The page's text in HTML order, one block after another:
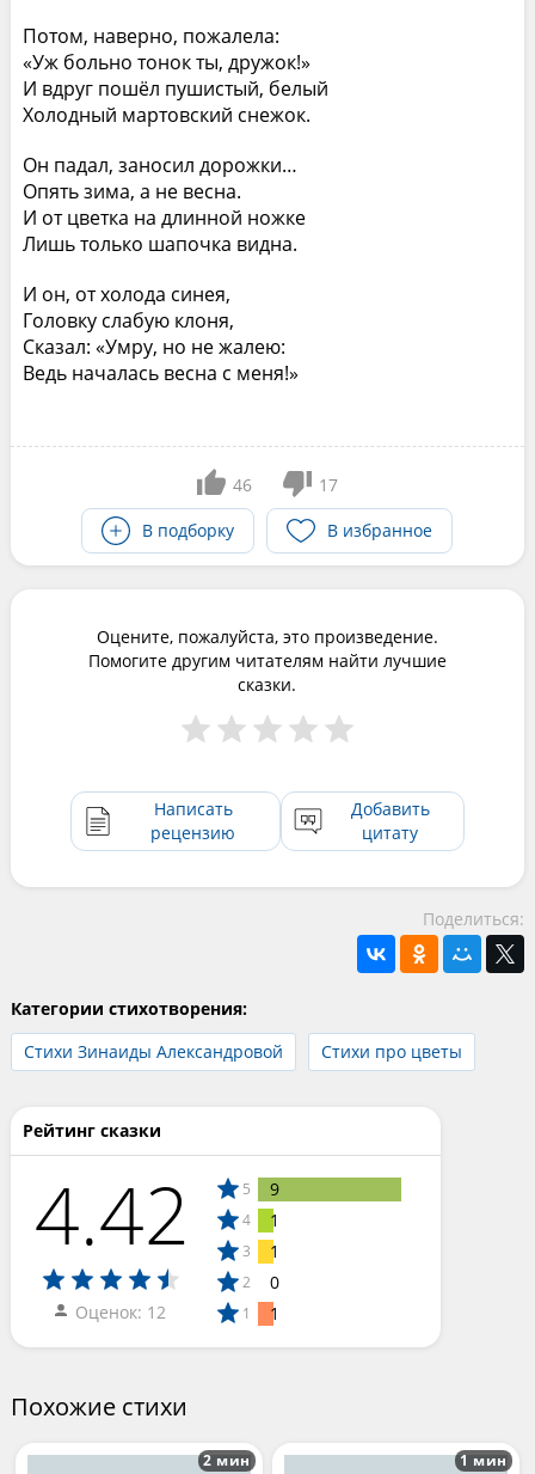
Потом, наверно, пожалела:
«Уж больно тонок ты, дружок!»
И вдруг пошёл пушистый, белый
Холодный мартовский снежок.
Он падал, заносил дорожки…
Опять зима, а не весна.
И от цветка на длинной ножке
Лишь только шапочка видна.
И он, от холода синея,
Головку слабую клоня,
Сказал: «Умру, но не жалею:
Ведь началась весна с меня!»
46
17
В подборку
В избранное
Оцените, пожалуйста, это произведение.
Помогите другим читателям найти лучшие
сказки.
Написать
рецензию
Добавить
цитату
Поделиться:
Категории стихотворения:
Стихи Зинаиды Александровой
Стихи про цветы
Рейтинг сказки
4.42
Оценок: 12
5 9
4 1
3 1
2 0
1 1
Похожие стихи
2 мин 1 мин